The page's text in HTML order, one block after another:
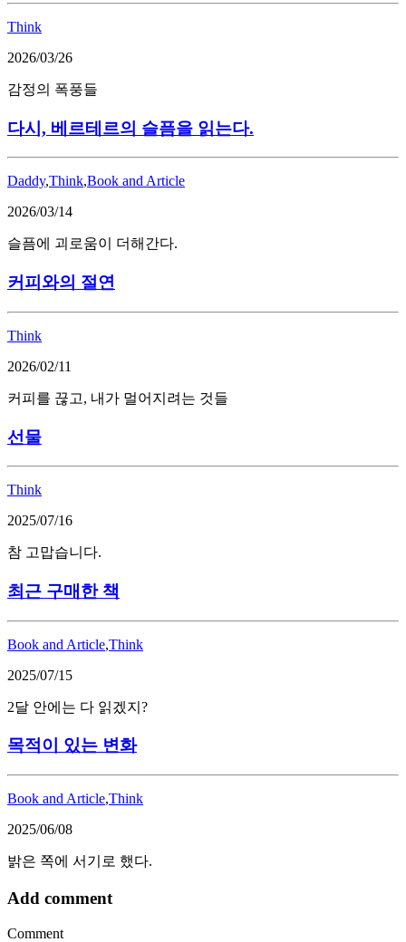
Think
2026/03/26
감정의 폭풍들
다시, 베르테르의 슬픔을 읽는다.
Daddy,Think,Book and Article
2026/03/14
슬픔에 괴로움이 더해간다.
커피와의 절연
Think
2026/02/11
커피를 끊고, 내가 멀어지려는 것들
선물
Think
2025/07/16
참 고맙습니다.
최근 구매한 책
Book and Article,Think
2025/07/15
2달 안에는 다 읽겠지?
목적이 있는 변화
Book and Article,Think
2025/06/08
밝은 쪽에 서기로 했다.
Add comment
Comment